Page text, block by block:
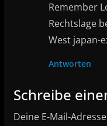
Remember
Rechtslage
West japan-
Antworten
Schreibe
Deine E-Mail-